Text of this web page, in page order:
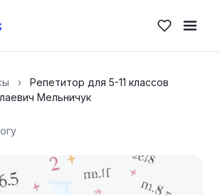
›
Репетитор для 5-11 классов
Мельничук